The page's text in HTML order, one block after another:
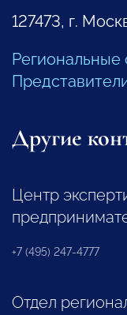
127473, г.
Региональные
Другие
Центр
+7 (495) 247-4777
Отдел